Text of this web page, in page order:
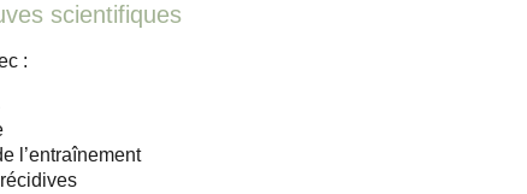
scientifiques
:
l’entraînement